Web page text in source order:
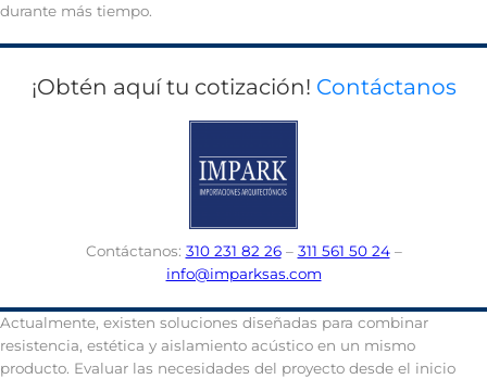
durante más tiempo.
¡Obtén aquí tu cotización! Contáctanos
Contáctanos: 310 231 82 26– 311 561 50 24–
info@imparksas.com
Actualmente, existen soluciones diseñadas para combinar
resistencia, estética y aislamiento acústico en un mismo
producto. Evaluar las necesidades del proyecto desde el inicio